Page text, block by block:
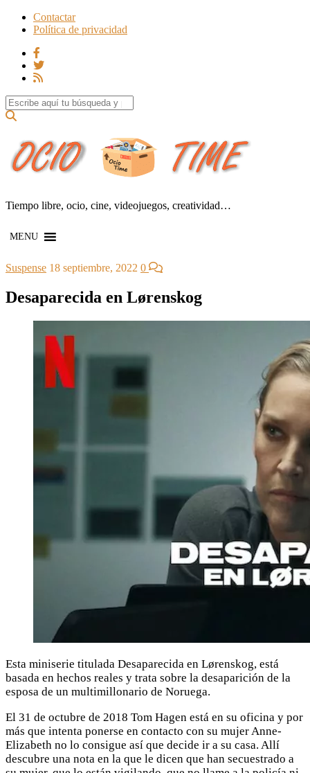
Contactar
Política de privacidad
Search for:
Tiempo libre, ocio, cine, videojuegos, creatividad…
MENU
Suspense 18 septiembre, 2022 0
Desaparecida en Lørenskog
Esta miniserie titulada Desaparecida en Lørenskog, está
basada en hechos reales y trata sobre la desaparición de la
esposa de un multimillonario de Noruega.
El 31 de octubre de 2018 Tom Hagen está en su oficina y por
más que intenta ponerse en contacto con su mujer Anne-
Elizabeth no lo consigue así que decide ir a su casa. Allí
descubre una nota en la que le dicen que han secuestrado a